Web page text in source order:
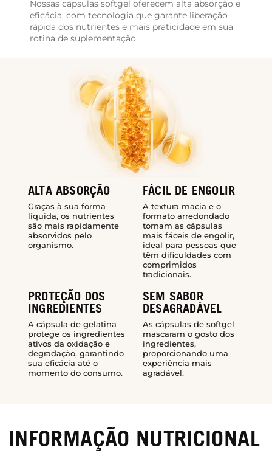
Nossas cápsulas softgel oferecem alta absorção e
eficácia, com tecnologia que garante liberação
rápida dos nutrientes e mais praticidade em sua
rotina de suplementação.
ALTA ABSORÇÃO
Graças à sua forma
líquida, os nutrientes
são mais rapidamente
absorvidos pelo
organismo.
FÁCIL DE ENGOLIR
A textura macia e o
formato arredondado
tornam as cápsulas
mais fáceis de engolir,
ideal para pessoas que
têm dificuldades com
comprimidos
tradicionais.
PROTEÇÃO DOS
INGREDIENTES
A cápsula de gelatina
protege os ingredientes
ativos da oxidação e
degradação, garantindo
sua eficácia até o
momento do consumo.
SEM SABOR
DESAGRADÁVEL
As cápsulas de softgel
mascaram o gosto dos
ingredientes,
proporcionando uma
experiência mais
agradável.
INFORMAÇÃO NUTRICIONAL